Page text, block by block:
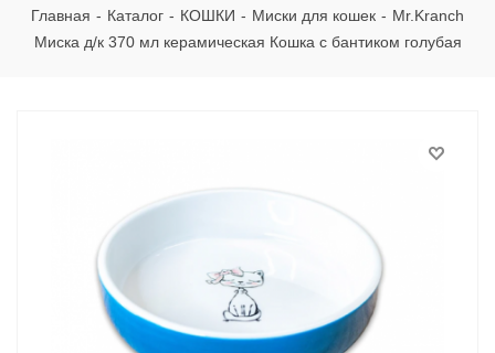
Главная - Каталог - КОШКИ - Миски для кошек - Mr.Kranch
Миска д/к 370 мл керамическая Кошка с бантиком голубая